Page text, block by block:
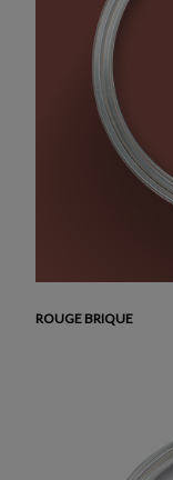
ROUGE BRIQUE